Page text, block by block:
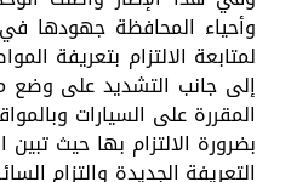
وأحياء المحافظة جهودها في
لمتابعة الالتزام بتعريفة
إلى جانب التشديد على وضع
المقررة على السيارات
بضرورة الالتزام بها حيث تبين
التعريفة الجديدة والتزام